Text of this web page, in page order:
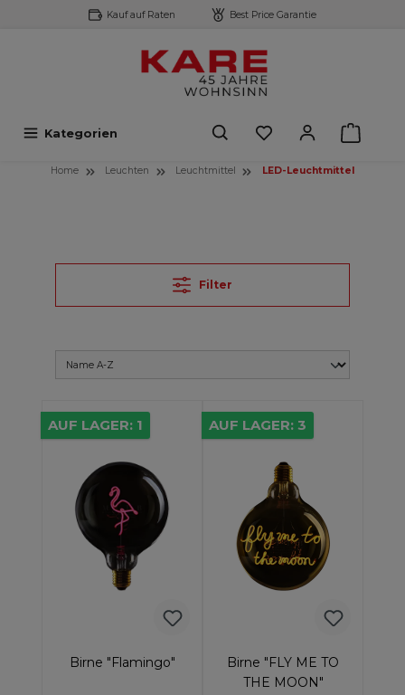
springen Kauf auf Raten Best Price Garantie
Kategorien
Home Leuchten Leuchtmittel LED-Leuchtmittel
Filter
AUF LAGER: 1
Birne "Flamingo"
AUF LAGER: 3
Birne "FLY ME TO
THE MOON"